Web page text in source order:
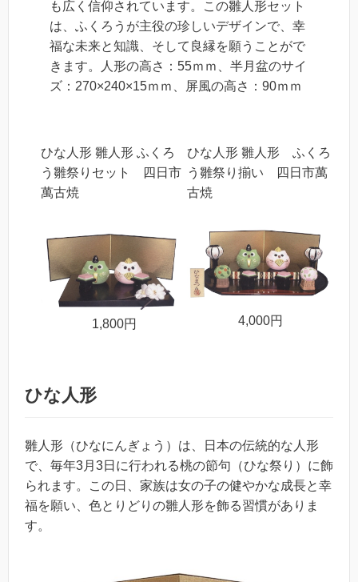
も広く信仰されています。この雛人形セット
は、ふくろうが主役の珍しいデザインで、幸
福な未来と知識、そして良縁を願うことがで
きます。人形の高さ：55ｍｍ、半月盆のサイ
ズ：270×240×15ｍｍ、屏風の高さ：90ｍｍ
ひな人形 雛人形 ふくろ
う雛祭りセット 四日市
萬古焼
1,800円
ひな人形 雛人形 ふくろ
う雛祭り揃い 四日市萬
古焼
4,000円
ひな人形
雛人形（ひなにんぎょう）は、日本の伝統的な人形
で、毎年3月3日に行われる桃の節句（ひな祭り）に飾
られます。この日、家族は女の子の健やかな成長と幸
福を願い、色とりどりの雛人形を飾る習慣がありま
す。